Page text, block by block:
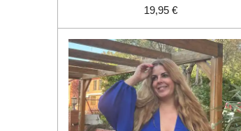
19,95 €